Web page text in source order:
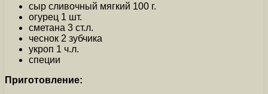
сыр сливочный мягкий 100 г.
огурец 1 шт.
сметана 3 ст.л.
чеснок 2 зубчика
укроп 1 ч.л.
специи
Приготовление: